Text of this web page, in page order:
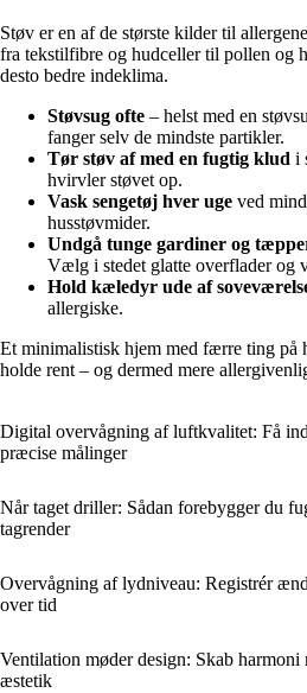
Støv er en af de største kilder til
fra tekstilfibre og hudceller til pollen og
desto bedre indeklima.
Støvsug ofte – helst med en
fanger selv de mindste partikler.
Tør støv af med en fugtig klud i
hvirvler støvet op.
Vask sengetøj hver uge ved
husstøvmider.
Undgå tunge gardiner og
Vælg i stedet glatte overflader og
Hold kæledyr ude af
allergiske.
Et minimalistisk hjem med færre ting på
holde rent – og dermed mere
Digital overvågning af luftkvalitet: Få
præcise målinger
Når taget driller: Sådan forebygger du
tagrender
Overvågning af lydniveau: Registrér
over tid
Ventilation møder design: Skab
æstetik